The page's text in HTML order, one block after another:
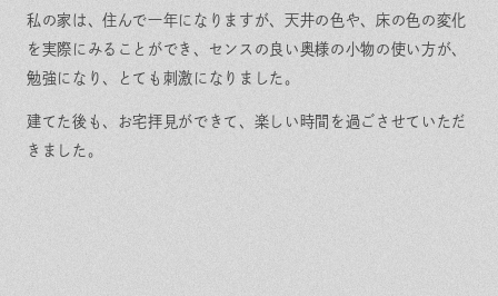
私の家は、住んで一年になりますが、天井の色や、床の色の変化
を実際にみることができ、センスの良い奥様の小物の使い方が、
勉強になり、とても刺激になりました。
建てた後も、お宅拝見ができて、楽しい時間を過ごさせていただ
きました。
木材辞典